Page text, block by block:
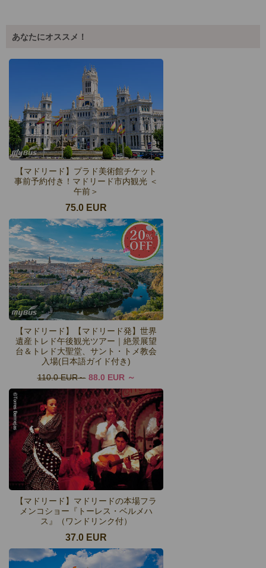
あなたにオススメ！
【マドリード】プラド美術館チケット
事前予約付き！マドリード市内観光 ＜
午前＞
75.0 EUR
【マドリード】【マドリード発】世界
遺産トレド午後観光ツアー｜絶景展望
台＆トレド大聖堂、サント・トメ教会
入場(日本語ガイド付き)
110.0 EUR
88.0 EUR
【マドリード】マドリードの本場フラ
メンコショー『トーレス・ベルメハ
ス』（ワンドリンク付）
37.0 EUR